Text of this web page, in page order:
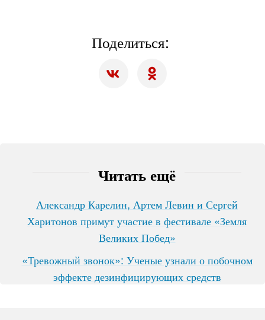
Поделиться:
Читать ещё
Александр Карелин, Артем Левин и Сергей
Харитонов примут участие в фестивале «Земля
Великих Побед»
«Тревожный звонок»: Ученые узнали о побочном
эффекте дезинфицирующих средств